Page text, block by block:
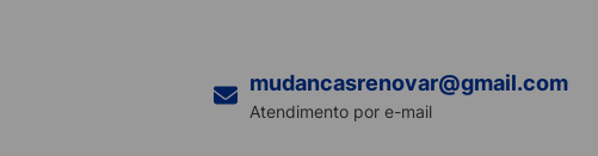
mudancasrenovar@gmail.com
Atendimento por e-mail